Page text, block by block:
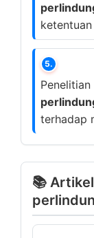
5.
terhadap
📚